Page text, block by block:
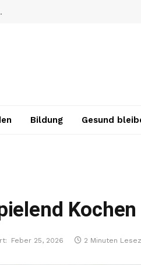
zuvor
Bildung Gesund
Kochen
Feber 25, 2026 2 Minuten